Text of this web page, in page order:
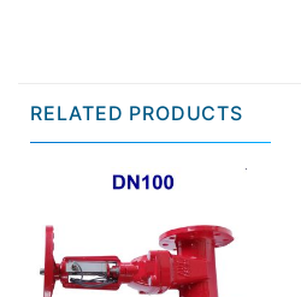
RELATED PRODUCTS